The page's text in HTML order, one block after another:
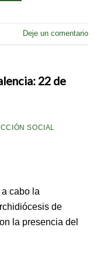
Deje un comentario
22 de
SOCIAL
cabo la
de
la presencia del